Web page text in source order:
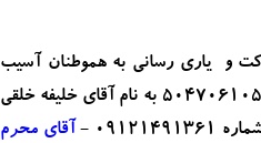
و یاری رسانی به هموطنان آسیب
پیش آمده، کمک‌های نقدی خود را به کارت شماره 5047061051815336 به نام آقای خلیفه خلقی
-
آقای محرم